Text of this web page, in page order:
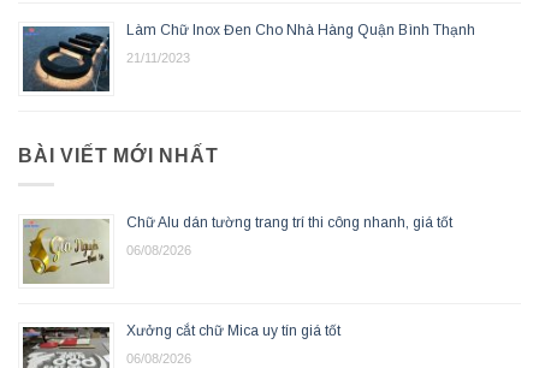
Làm Chữ Inox Đen Cho Nhà Hàng Quận Bình Thạnh
21/11/2023
BÀI VIẾT MỚI NHẤT
Chữ Alu dán tường trang trí thi công nhanh, giá tốt
06/08/2026
Xưởng cắt chữ Mica uy tín giá tốt
06/08/2026